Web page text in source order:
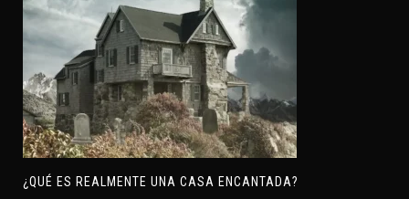
¿QUÉ ES REALMENTE UNA CASA ENCANTADA?